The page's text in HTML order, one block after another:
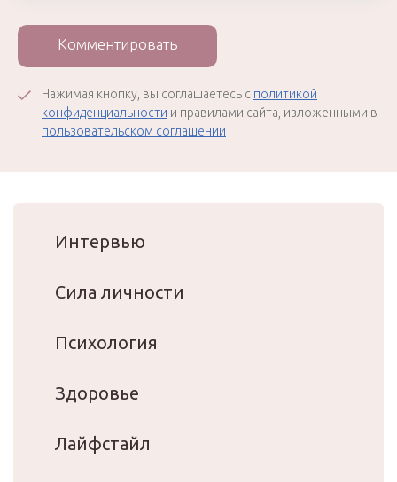
Комментировать
Нажимая кнопку, вы соглашаетесь с политикой
конфиденциальности и правилами сайта, изложенными в
пользовательском соглашении
Интервью
Сила личности
Психология
Здоровье
Лайфстайл